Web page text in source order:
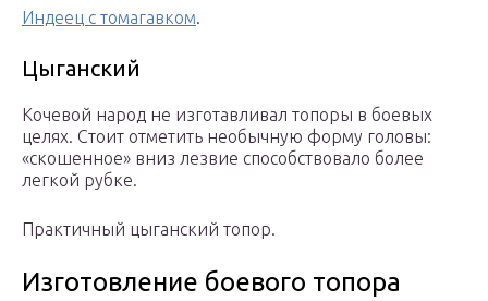
Индеец с томагавком.
Цыганский
Кочевой народ не изготавливал топоры в боевых
целях. Стоит отметить необычную форму головы:
«скошенное» вниз лезвие способствовало более
легкой рубке.
Практичный цыганский топор.
Изготовление боевого топора